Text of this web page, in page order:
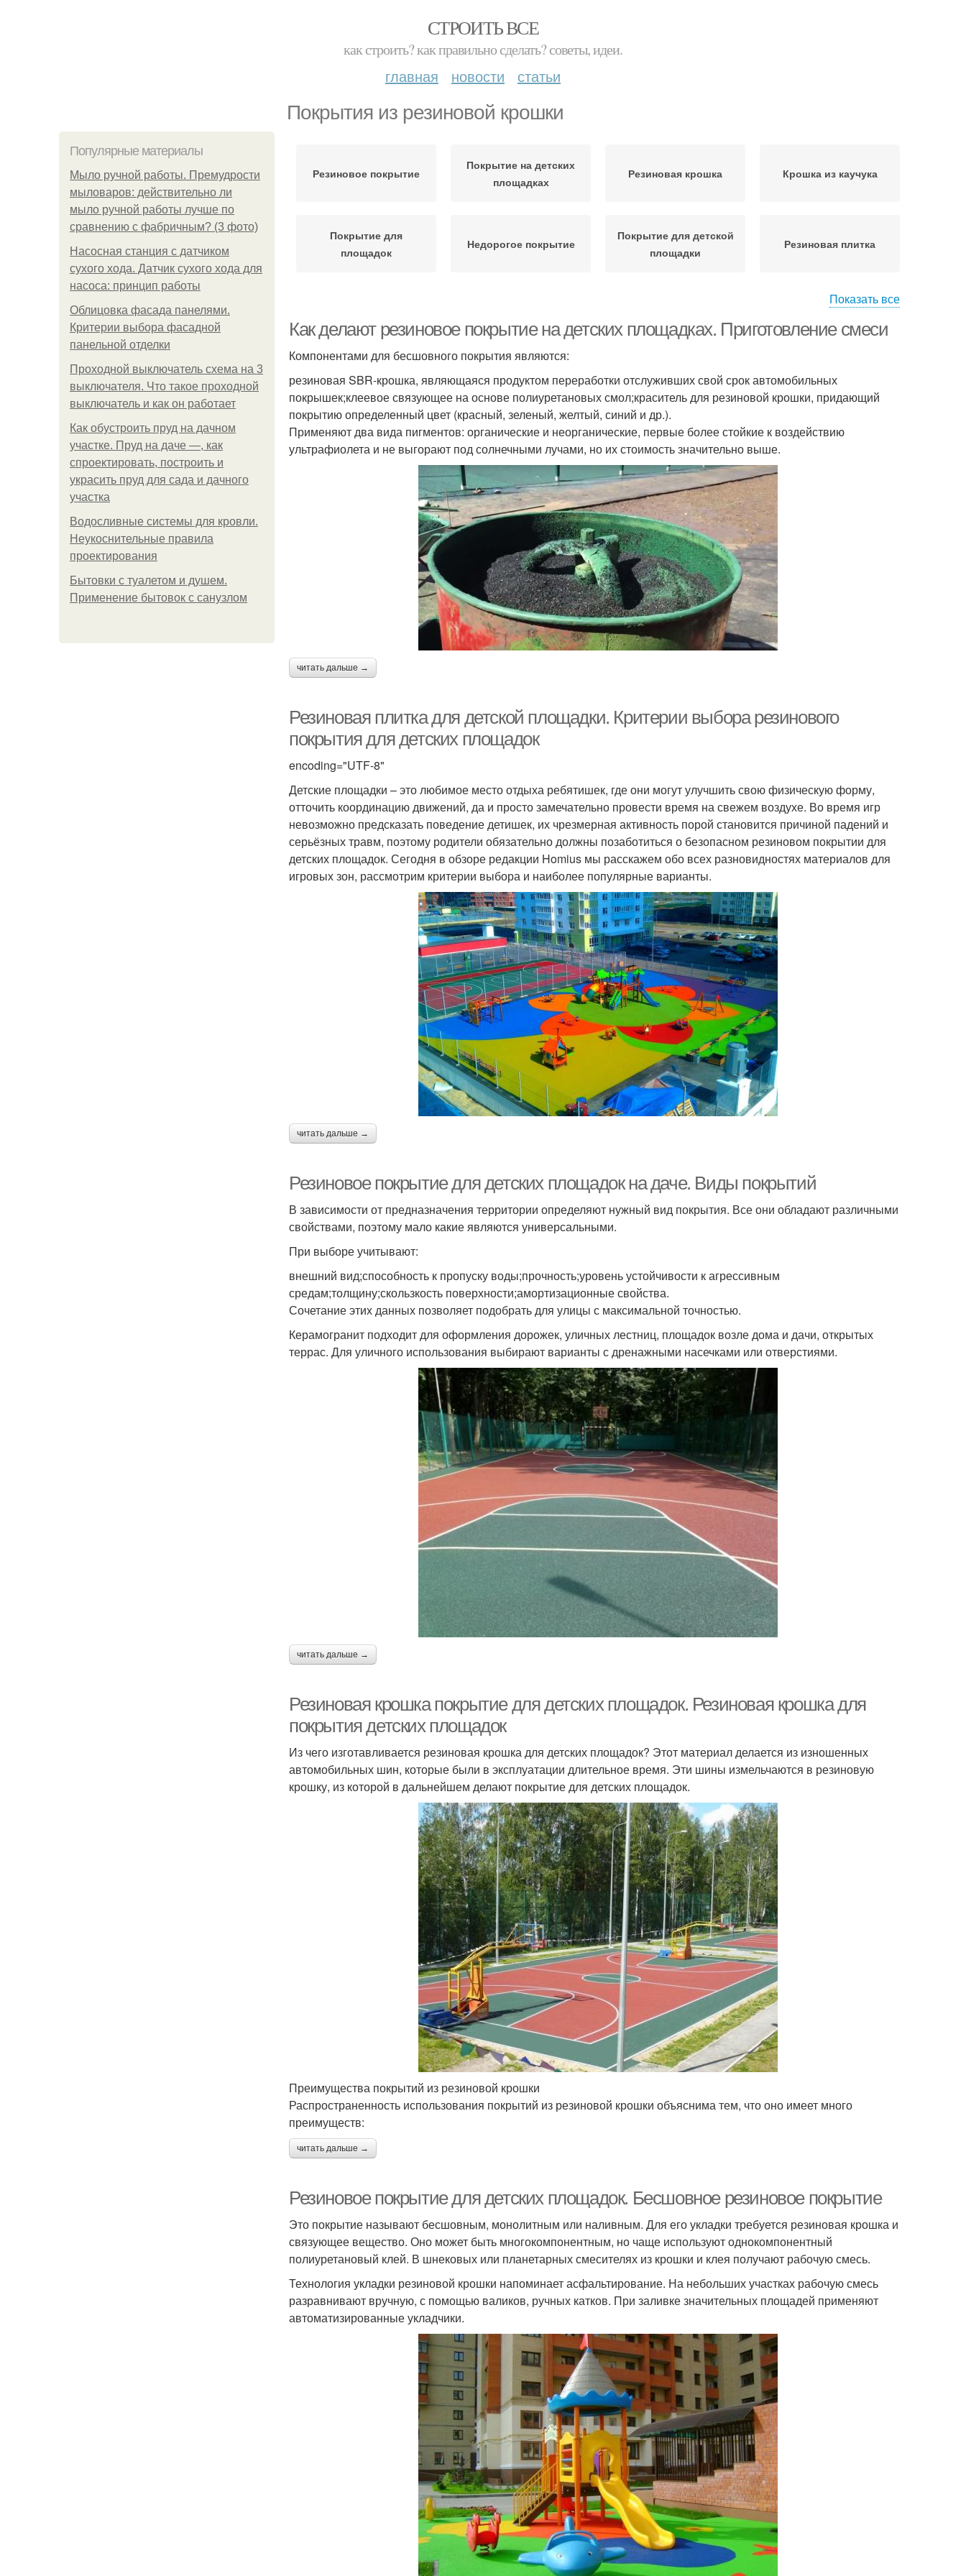
СТРОИТЬ ВСЕ
как строить? как правильно сделать? советы, идеи.
главная новости статьи
Покрытия из резиновой крошки
Популярные материалы
Мыло ручной работы. Премудрости
мыловаров: действительно ли
мыло ручной работы лучше по
сравнению с фабричным? (3 фото)
Насосная станция с датчиком
сухого хода. Датчик сухого хода для
насоса: принцип работы
Облицовка фасада панелями.
Критерии выбора фасадной
панельной отделки
Проходной выключатель схема на 3
выключателя. Что такое проходной
выключатель и как он работает
Как обустроить пруд на дачном
участке. Пруд на даче —, как
спроектировать, построить и
украсить пруд для сада и дачного
участка
Водосливные системы для кровли.
Неукоснительные правила
проектирования
Бытовки с туалетом и душем.
Применение бытовок с санузлом
Резиновое покрытие
Покрытие на детских
площадках
Резиновая крошка Крошка из каучука
Покрытие для
площадок
Недорогое покрытие
Покрытие для детской
площадки
Резиновая плитка
площадок
площадок
Пластиковые покрытия Резиновые покрытия
Покрытия для детской
площадки
Безопасное покрытие
Крошка для покрытия
Площадки из резиновой
крошки
Покрытие из резиновой
крошки
Спортивное покрытие Покрытие для улицы Покрытия для улицы
Регупол из резиновой
Покрытие для
спортивных площадок
Покрытия для
спортивных площадок
Модульные покрытия
Рулонные покрытия
Бесшовные покрытия
Показать все
Как делают резиновое покрытие на детских площадках. Приготовление смеси
Компонентами для бесшовного покрытия являются:
резиновая SBR-крошка, являющаяся продуктом переработки отслуживших свой срок автомобильных
покрышек;клеевое связующее на основе полиуретановых смол;краситель для резиновой крошки, придающий
покрытию определенный цвет (красный, зеленый, желтый, синий и др.).
Применяют два вида пигментов: органические и неорганические, первые более стойкие к воздействию
ультрафиолета и не выгорают под солнечными лучами, но их стоимость значительно выше.
читать дальше →
Резиновая плитка для детской площадки. Критерии выбора резинового
покрытия для детских площадок
encoding="UTF-8"
Детские площадки – это любимое место отдыха ребятишек, где они могут улучшить свою физическую форму,
отточить координацию движений, да и просто замечательно провести время на свежем воздухе. Во время игр
невозможно предсказать поведение детишек, их чрезмерная активность порой становится причиной падений и
серьёзных травм, поэтому родители обязательно должны позаботиться о безопасном резиновом покрытии для
детских площадок. Сегодня в обзоре редакции Homius мы расскажем обо всех разновидностях материалов для
игровых зон, рассмотрим критерии выбора и наиболее популярные варианты.
читать дальше →
Резиновое покрытие для детских площадок на даче. Виды покрытий
В зависимости от предназначения территории определяют нужный вид покрытия. Все они обладают различными
свойствами, поэтому мало какие являются универсальными.
При выборе учитывают:
внешний вид;способность к пропуску воды;прочность;уровень устойчивости к агрессивным
средам;толщину;скользкость поверхности;амортизационные свойства.
Сочетание этих данных позволяет подобрать для улицы с максимальной точностью.
Керамогранит подходит для оформления дорожек, уличных лестниц, площадок возле дома и дачи, открытых
террас. Для уличного использования выбирают варианты с дренажными насечками или отверстиями.
читать дальше →
Резиновая крошка покрытие для детских площадок. Резиновая крошка для
покрытия детских площадок
Из чего изготавливается резиновая крошка для детских площадок? Этот материал делается из изношенных
автомобильных шин, которые были в эксплуатации длительное время. Эти шины измельчаются в резиновую
крошку, из которой в дальнейшем делают покрытие для детских площадок.
Преимущества покрытий из резиновой крошки
Распространенность использования покрытий из резиновой крошки объяснима тем, что оно имеет много
преимуществ:
читать дальше →
Резиновое покрытие для детских площадок. Бесшовное резиновое покрытие
Это покрытие называют бесшовным, монолитным или наливным. Для его укладки требуется резиновая крошка и
связующее вещество. Оно может быть многокомпонентным, но чаще используют однокомпонентный
полиуретановый клей. В шнековых или планетарных смесителях из крошки и клея получают рабочую смесь.
Технология укладки резиновой крошки напоминает асфальтирование. На небольших участках рабочую смесь
разравнивают вручную, с помощью валиков, ручных катков. При заливке значительных площадей применяют
автоматизированные укладчики.